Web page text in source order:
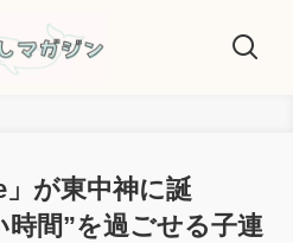
」が東中神に誕
間”を過ごせる子連